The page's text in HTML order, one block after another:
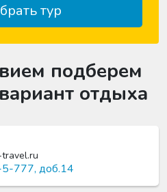
тур
подберем
отдыха
777, доб.14